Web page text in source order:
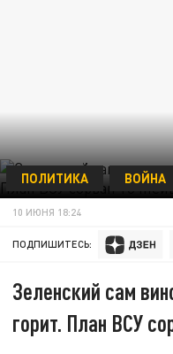
ПОЛИТИКА ВОЙНА
10 ИЮНЯ 18:24
ПОДПИШИТЕСЬ:
Зеленский сам
горит. План ВСУ